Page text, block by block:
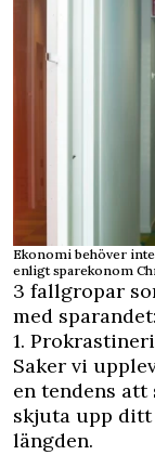
Ekonomi behöver
enligt sparekonom
3 fallgropar
med sparandet:
1.
Saker vi
en tendens
skjuta upp
längden.